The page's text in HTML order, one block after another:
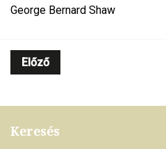
George Bernard Shaw
Előző
Keresés